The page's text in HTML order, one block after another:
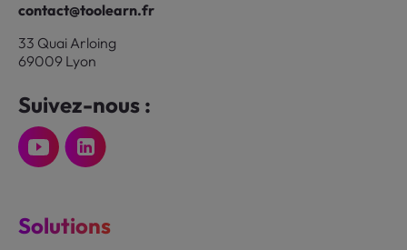
contact@toolearn.fr
33 Quai Arloing
69009 Lyon
Suivez-nous :
Solutions